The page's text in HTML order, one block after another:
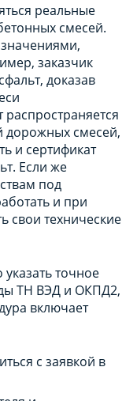
реальные
смесей.
заказчик
доказав
дорожных смесей,
и сертификат
Если же
под
и при
свои технические
точное
ТН ВЭД и ОКПД2,
включает
с заявкой в